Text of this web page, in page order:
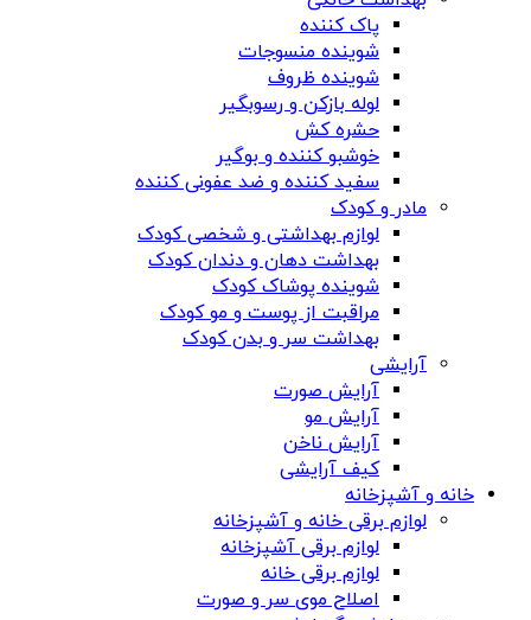
پاک کننده
شوینده منسوجات
شوینده ظروف
لوله بازکن و رسوبگیر
حشره کش
خوشبو کننده و بوگیر
سفید کننده و ضد عفونی کننده
مادر و کودک
لوازم بهداشتی و شخصی کودک
بهداشت دهان و دندان کودک
شوینده پوشاک کودک
مراقبت از پوست و مو کودک
بهداشت سر و بدن کودک
آرایشی
آرایش صورت
آرایش مو
آرایش ناخن
کیف آرایشی
خانه و آشپزخانه
لوازم برقی خانه و آشپزخانه
لوازم برقی آشپزخانه
لوازم برقی خانه
اصلاح موی سر و صورت